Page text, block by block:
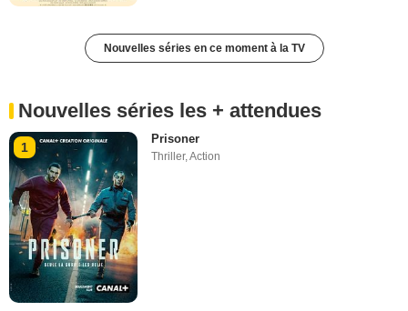
Nouvelles séries en ce moment à la TV
Nouvelles séries les + attendues
1
Prisoner
Thriller,Action